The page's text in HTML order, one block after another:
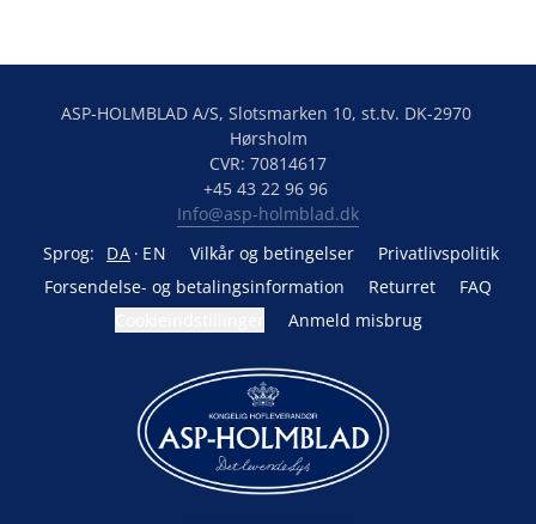
ASP-HOLMBLAD A/S, Slotsmarken 10, st.tv. DK-2970
Hørsholm
CVR: 70814617
Info@asp-holmblad.dk
Sprog:
DA EN Vilkår og betingelser
Privatlivspolitik
Forsendelse- og betalingsinformation
Returret
FAQ
Anmeld misbrug